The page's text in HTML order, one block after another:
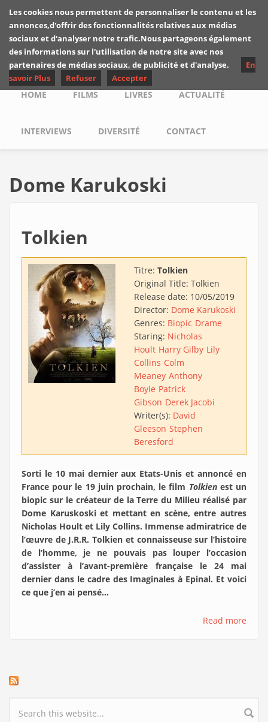
Skip to main content
Les critiques de
Yuyine
Main menu
HOME FILMS LIVRES ACTUALITÉ
INTERVIEWS DIVERSITÉ CONTACT
Dome Karukoski
Tolkien
Titre: Tolkien
Original Title: Tolkien
Release date: 10/05/2019
Director: Dome Karukoski
Genres: Biopic Drame
Staring: Nicholas
Hoult Harry Gilby Lily
Collins Colm
Meaney Anthony
Boyle Patrick
Gibson Derek Jacobi
Writer(s): David
Gleeson Stephen
Beresford
Sorti le 10 mai dernier aux Etats-Unis et annoncé en
France pour le 19 juin prochain, le film Tolkienest un
biopic sur le créateur de la Terre du Milieu réalisé par
Dome Karuskoski et mettant en scène, entre autres
Nicholas Hoult et Lily Collins. Immense admiratrice de
l’œuvre de J.R.R. Tolkien et connaisseuse sur l’histoire
de l’homme, je ne pouvais pas louper l’occasion
d’assister à l’avant-première française le 24 mai
dernier dans le cadre des Imaginales à Epinal. Et voici
ce que j’en ai pensé…
Read more
Search form
Les cookies nous permettent de personnaliser le contenu et les
annonces,d'offrir des fonctionnalités relatives aux médias
sociaux et d'analyser notre trafic.Nous partageons également
des informations sur l'utilisation de notre site avec nos
partenaires de médias sociaux, de publicité et d'analyse.
En
savoir Plus
Refuser Accepter